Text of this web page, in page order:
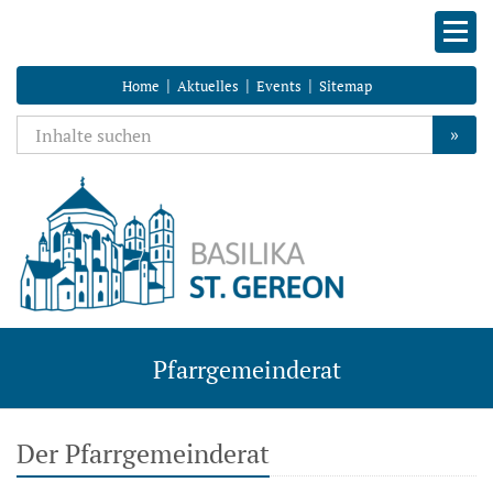
Home | Aktuelles | Events | Sitemap
»
Pfarrgemeinderat
Der Pfarrgemeinderat